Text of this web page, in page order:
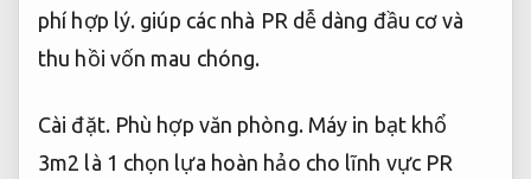
phí hợp lý. giúp các nhà PR dễ dàng đầu cơ và
thu hồi vốn mau chóng.
Cài đặt. Phù hợp văn phòng. Máy in bạt khổ
3m2 là 1 chọn lựa hoàn hảo cho lĩnh vực PR